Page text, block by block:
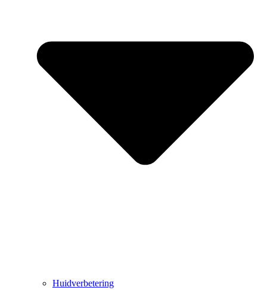
Huidverbetering